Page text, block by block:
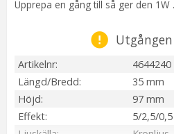
Upprepa en gång till så ger den 1W
Artikelnr
4644240
Längd/Bredd
35 mm
Höjd
97 mm
Effekt
5/2,5/